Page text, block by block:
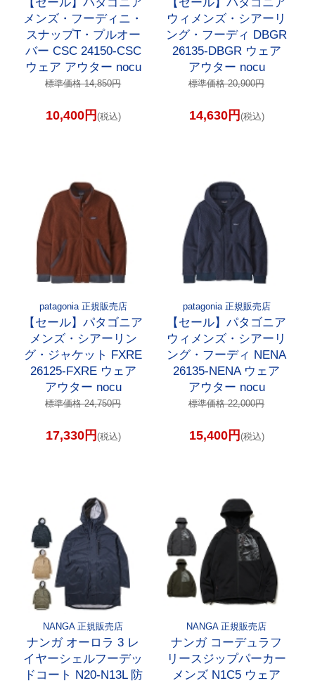
【セール】パタゴニア
メンズ・フーディニ・
スナップT・プルオー
バー CSC 24150-CSC
ウェア アウター nocu
標準価格 14,850円
10,400円 (税込)
【セール】パタゴニア
ウィメンズ・シアーリ
ング・フーディ DBGR
26135-DBGR ウェア
アウター nocu
標準価格 20,900円
14,630円 (税込)
patagonia 正規販売店
【セール】パタゴニア
メンズ・シアーリン
グ・ジャケット FXRE
26125-FXRE ウェア
アウター nocu
標準価格 24,750円
17,330円 (税込)
patagonia 正規販売店
【セール】パタゴニア
ウィメンズ・シアーリ
ング・フーディ NENA
26135-NENA ウェア
アウター nocu
標準価格 22,000円
15,400円 (税込)
NANGA 正規販売店
ナンガ オーロラ 3 レ
イヤーシェルフーデッ
ドコート N20-N13L 防
NANGA 正規販売店
ナンガ コーデュラフ
リースジップパーカー
メンズ N1C5 ウェア